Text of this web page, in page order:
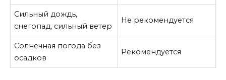
Сильный дождь,
снегопад, сильный ветер
Не рекомендуется
Солнечная погода без
осадков
Рекомендуется